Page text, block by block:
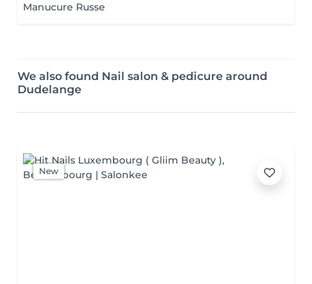
Manucure Russe
We also found Nail salon & pedicure around
Dudelange
New